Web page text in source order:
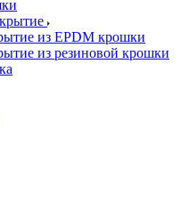
из EPDM крошки
из резиновой крошки